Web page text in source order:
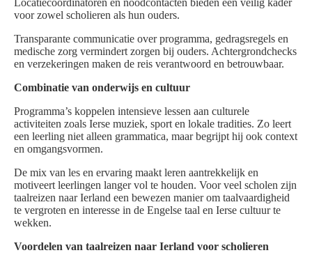
Locatiecoördinatoren en noodcontacten bieden een veilig kader
voor zowel scholieren als hun ouders.
Transparante communicatie over programma, gedragsregels en
medische zorg vermindert zorgen bij ouders. Achtergrondchecks
en verzekeringen maken de reis verantwoord en betrouwbaar.
Combinatie van onderwijs en cultuur
Programma’s koppelen intensieve lessen aan culturele
activiteiten zoals Ierse muziek, sport en lokale tradities. Zo leert
een leerling niet alleen grammatica, maar begrijpt hij ook context
en omgangsvormen.
De mix van les en ervaring maakt leren aantrekkelijk en
motiveert leerlingen langer vol te houden. Voor veel scholen zijn
taalreizen naar Ierland een bewezen manier om taalvaardigheid
te vergroten en interesse in de Engelse taal en Ierse cultuur te
wekken.
Voordelen van taalreizen naar Ierland voor scholieren